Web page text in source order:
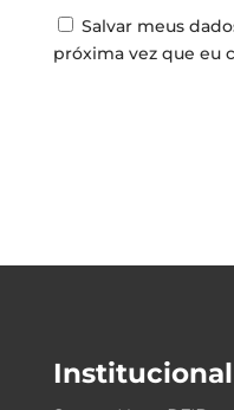
Salvar meus
próxima vez que eu
Institucional